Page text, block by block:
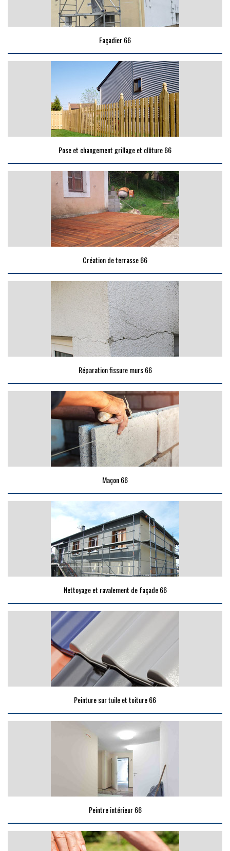
Façadier 66
Pose et changement grillage et clôture 66
Création de terrasse 66
Réparation fissure murs 66
Maçon 66
Nettoyage et ravalement de façade 66
Peinture sur tuile et toiture 66
Peintre intérieur 66